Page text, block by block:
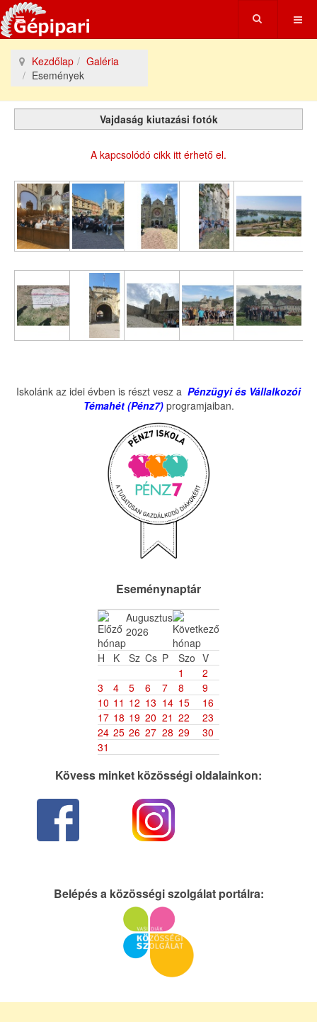
Kezdőlap
Galéria
Események
Vajdaság kiutazási fotók
A kapcsolódó cikk itt érhető el.
Iskolánk az idei évben is részt vesz a Pénzügyi és Vállalkozói
Témahét (Pénz7)programjaiban.
Eseménynaptár
Augusztus
2026
H
K Sz Cs P Szo V
1
2
3
4 5 6 7 8
9
10 11 12 13 14 15
16
17 18 19 20 21 22
23
24 25 26 27 28 29
30
31
Kövess minket közösségi oldalainkon:
Belépés a közösségi szolgálat portálra: